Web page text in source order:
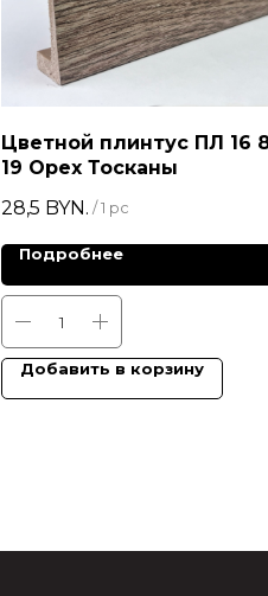
Цветной плинтус ПЛ 16
19 Орех Тосканы
28,5 BYN. / 1 pc
Подробнее
Добавить в корзину